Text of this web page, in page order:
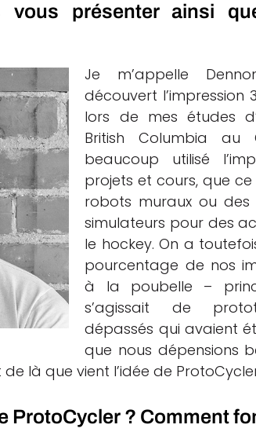
vous présenter ainsi
Je m’appelle
découvert l’impression
lors de mes études
British Columbia au
beaucoup utilisé
projets et cours, que
robots muraux ou des
simulateurs pour des
le hockey. On a
pourcentage de nos
à la poubelle –
s’agissait de
dépassés qui avaient
que nous dépensions
là que vient l’idée de
ProtoCycler ? Comment